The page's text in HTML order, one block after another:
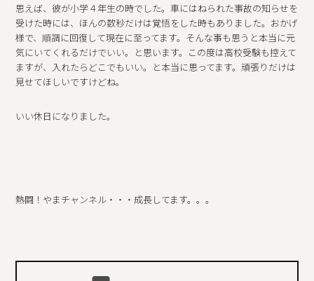
思えば、彼が小学４年生の時でした。車にはねられた事故の知らせを
受けた時には、ほんの数秒だけは覚悟をした時もありました。おかげ
様で、順調に回復して現在に至ってます。そんな事も思うと本当に元
気にいてくれるだけでいい。と思います。この度は高校受験も控えて
ますが、入れたらどこでもいい。と本当に思ってます。頑張りだけは
見せてほしいですけどね。
いい休日になりました。
熱闘！やまチャンネル・・・成長してます。。。